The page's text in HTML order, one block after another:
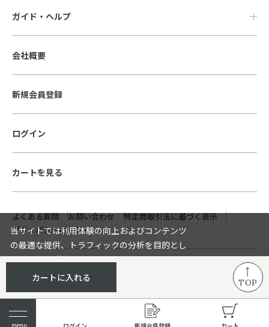
カートに入れる TOP
ガイド・ヘルプ
会社概要
新規会員登録
ログイン
カートを見る
よくある質問 お問い合わせ
特定商取引法に基づく表示
プライバシーポリシー
当サイトでは利用体験の向上およびコンテンツ
の最適な提供、トラフィックの分析を目的とし
てCookieを使用しています。
サイトの閲覧を継続された場合、Cookieの利用
詳細については
をご確認く
ださい。
承諾する